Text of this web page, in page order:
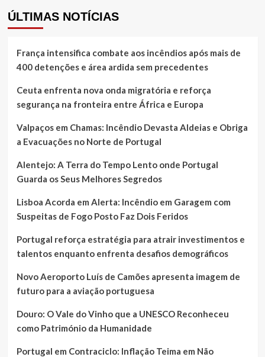
ÚLTIMAS NOTÍCIAS
França intensifica combate aos incêndios após mais de
400 detenções e área ardida sem precedentes
Ceuta enfrenta nova onda migratória e reforça
segurança na fronteira entre África e Europa
Valpaços em Chamas: Incêndio Devasta Aldeias e Obriga
a Evacuações no Norte de Portugal
Alentejo: A Terra do Tempo Lento onde Portugal
Guarda os Seus Melhores Segredos
Lisboa Acorda em Alerta: Incêndio em Garagem com
Suspeitas de Fogo Posto Faz Dois Feridos
Portugal reforça estratégia para atrair investimentos e
talentos enquanto enfrenta desafios demográficos
Novo Aeroporto Luís de Camões apresenta imagem de
futuro para a aviação portuguesa
Douro: O Vale do Vinho que a UNESCO Reconheceu
como Património da Humanidade
Portugal em Contraciclo: Inflação Teima em Não